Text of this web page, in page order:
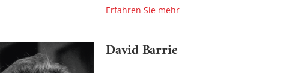
Erfahren Sie mehr
David Barrie